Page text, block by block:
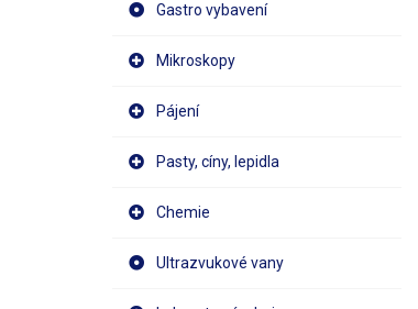
Gastro vybavení
Mikroskopy
Pájení
Pasty, cíny, lepidla
Chemie
Ultrazvukové vany